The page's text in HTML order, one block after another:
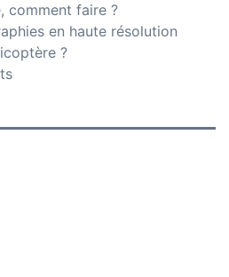
comment faire ?
en haute résolution
?